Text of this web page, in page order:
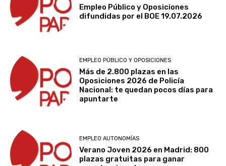
Empleo Público y Oposiciones
difundidas por el BOE 19.07.2026
EMPLEO PÚBLICO Y OPOSICIONES
Más de 2.800 plazas en las
Oposiciones 2026 de Policía
Nacional: te quedan pocos días para
apuntarte
EMPLEO AUTONOMÍAS
Verano Joven 2026 en Madrid: 800
plazas gratuitas para ganar